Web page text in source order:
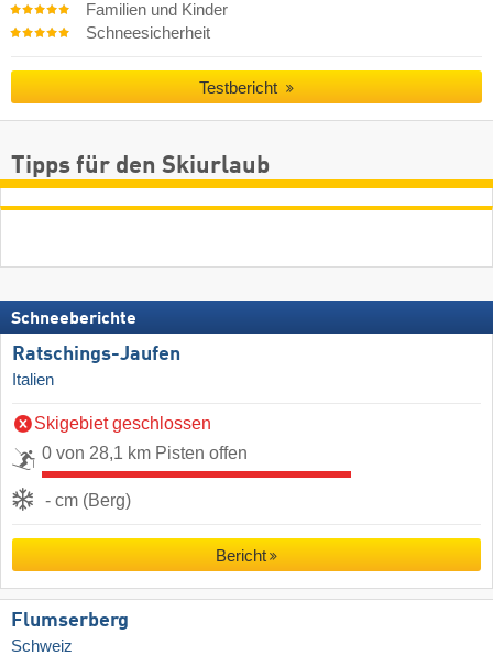
Familien und Kinder
Schneesicherheit
Testbericht
Tipps für den Skiurlaub
Schneeberichte
Ratschings-Jaufen
Italien
Skigebiet geschlossen
0 von 28,1 km Pisten offen
- cm (Berg)
Bericht
Flumserberg
Schweiz